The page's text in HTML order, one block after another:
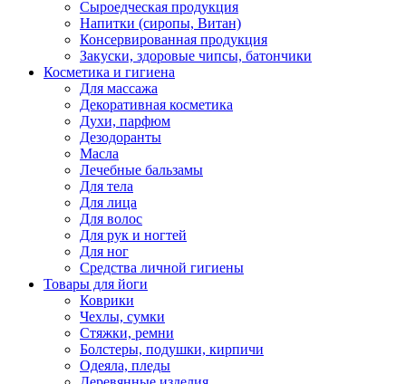
Сыроедческая продукция
Напитки (сиропы, Витан)
Консервированная продукция
Закуски, здоровые чипсы, батончики
Косметика и гигиена
Для массажа
Декоративная косметика
Духи, парфюм
Дезодоранты
Масла
Лечебные бальзамы
Для тела
Для лица
Для волос
Для рук и ногтей
Для ног
Средства личной гигиены
Товары для йоги
Коврики
Чехлы, сумки
Стяжки, ремни
Болстеры, подушки, кирпичи
Одеяла, пледы